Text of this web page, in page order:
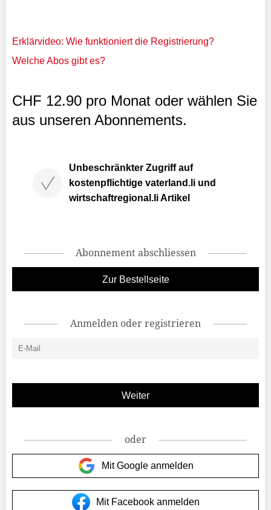
Erklärvideo: Wie funktioniert die Registrierung?
Welche Abos gibt es?
CHF 12.90 pro Monat oder wählen Sie
aus unseren Abonnements.
Unbeschränkter Zugriff auf
kostenpflichtige vaterland.li und
wirtschaftregional.li Artikel
Abonnement abschliessen
Zur Bestellseite
Anmelden oder registrieren
oder
Mit Google anmelden
Mit Facebook anmelden